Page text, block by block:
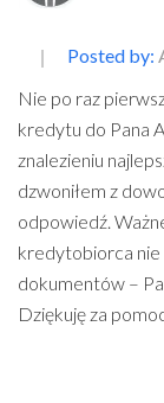
Posted by:
Nie po raz
kredytu do Pana
znalezieniu
dzwoniłem z
odpowiedź.
kredytobiorca nie
dokumentów –
Dziękuję za